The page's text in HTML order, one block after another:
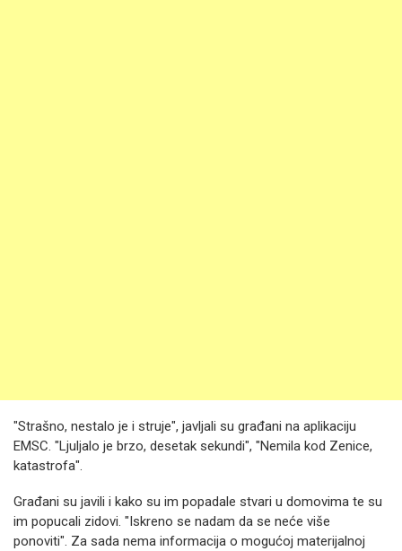
"Strašno, nestalo je i struje", javljali su građani na aplikaciju
EMSC. "Ljuljalo je brzo, desetak sekundi", "Nemila kod Zenice,
katastrofa".
Građani su javili i kako su im popadale stvari u domovima te su
im popucali zidovi. "Iskreno se nadam da se neće više
ponoviti". Za sada nema informacija o mogućoj materijalnoj